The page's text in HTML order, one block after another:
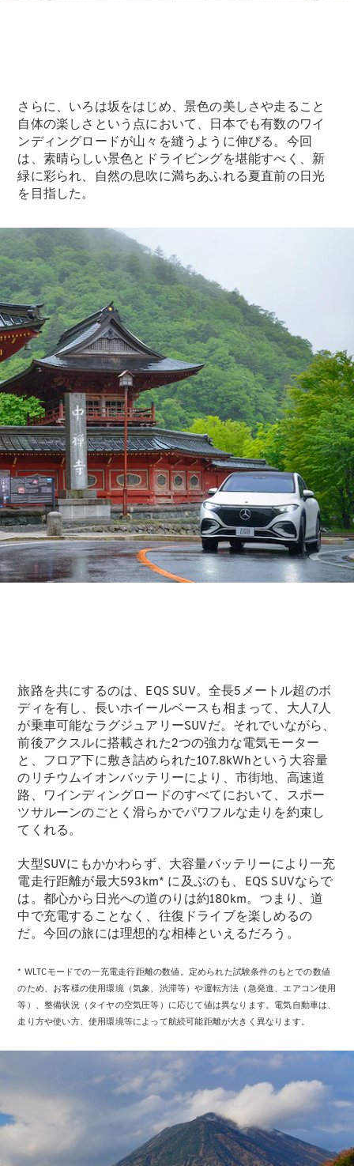
GLS
G-
Class
電気
G-Class
試乗リクエ
オンライン
ショールー
ム
Stationwagon
All
Stationwagon
CLA
Shooting
Brake
New電気
CLA
Shooting
Brake
New
C-Class
Stationwagon
C-Class All-
Terrain
試乗リクエ
スト
オンライン
ショールー
ム
Compact
All Compact
A-Class
B-Class
試乗リクエ
スト
オンライン
ショールー
さらに、いろは坂をはじめ、景色の美しさや走ること
自体の楽しさという点において、日本でも有数のワイ
ンディングロードが山々を縫うように伸びる。今回
は、素晴らしい景色とドライビングを堪能すべく、新
緑に彩られ、自然の息吹に満ちあふれる夏直前の日光
を目指した。
旅路を共にするのは、EQS SUV。全長5メートル超のボ
ディを有し、長いホイールベースも相まって、大人7人
が乗車可能なラグジュアリーSUVだ。それでいながら、
前後アクスルに搭載された2つの強力な電気モーター
と、フロア下に敷き詰められた107.8kWhという大容量
のリチウムイオンバッテリーにより、市街地、高速道
路、ワインディングロードのすべてにおいて、スポー
ツサルーンのごとく滑らかでパワフルな走りを約束し
てくれる。
大型SUVにもかかわらず、大容量バッテリーにより一充
電走行距離が最大593km* に及ぶのも、EQS SUVならで
は。都心から日光への道のりは約180km。つまり、道
中で充電することなく、往復ドライブを楽しめるの
だ。今回の旅には理想的な相棒といえるだろう。
* WLTCモードでの一充電走行距離の数値。定められた試験条件のもとでの数値
のため、お客様の使用環境（気象、渋滞等）や運転方法（急発進、エアコン使用
等）、整備状況（タイヤの空気圧等）に応じて値は異なります。電気自動車は、
走り方や使い方、使用環境等によって航続可能距離が大きく異なります。